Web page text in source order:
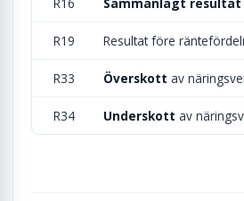
R19 Resultat före
R33 Överskott av
R34 Underskott av